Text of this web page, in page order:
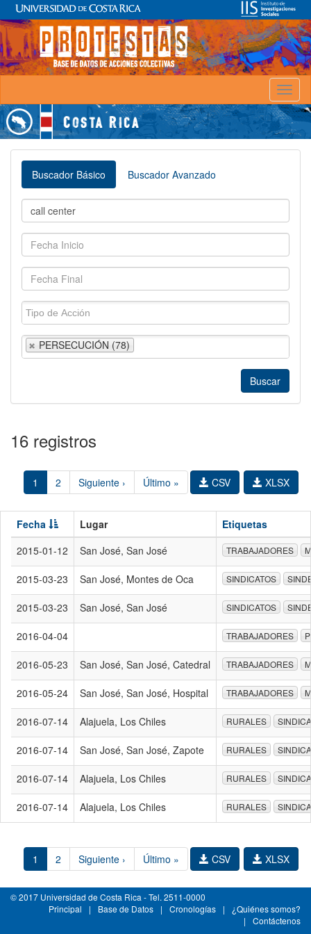
Buscador Básico Buscador Avanzado
PERSECUCIÓN (78)
16 registros
1 2 Siguiente › Último » XLSX
CSV
Fecha Lugar
Etiquetas
2015-01-12
San José, San José TRABAJADORES
2015-03-23 San José, Montes de Oca SINDICATOS
2015-03-23 San José, San José SINDICATOS
2016-04-04 TRABAJADORES
2016-05-23 San José, San José, Catedral TRABAJADORES
2016-05-24 San José, San José, Hospital TRABAJADORES
2016-07-14 Alajuela, Los Chiles RURALES
2016-07-14 San José, San José, Zapote RURALES
2016-07-14 Alajuela, Los Chiles RURALES
2016-07-14 Alajuela, Los Chiles RURALES
1 2 Siguiente › Último » XLSX
CSV
© 2017 Universidad de Costa Rica - Tel. 2511-0000
Principal
| Base de Datos | Cronologías |
¿Quiénes somos?
|
Contáctenos